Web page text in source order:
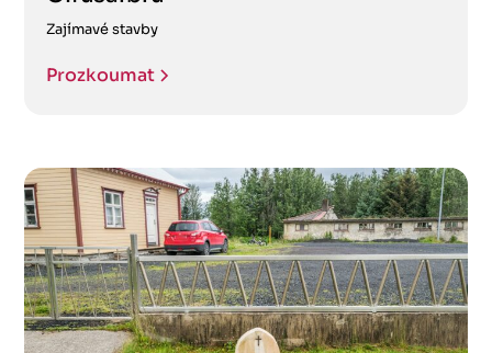
Zajímavé stavby
Prozkoumat